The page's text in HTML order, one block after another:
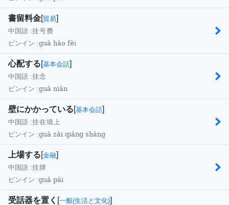
書留料金[貿易]
中国語 :挂号费
ピンイン :guà hào fèi
心配する[基本会話]
中国語 :挂念
ピンイン :guà niàn
壁にかかっている[基本会話]
中国語 :挂在墙上
ピンイン :guà zài qiáng shàng
上場する[金融]
中国語 :挂牌
ピンイン :guà pái
受話器を置く [一般(生活と文化)]